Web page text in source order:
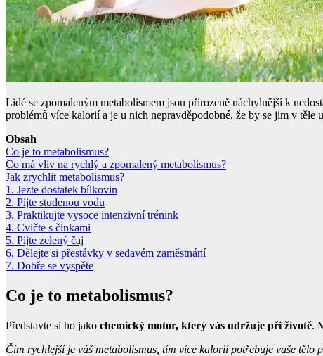
Lidé se zpomaleným metabolismem jsou přirozeně náchylnější k
problémů více kalorií a je u nich nepravděpodobné, že by se jim v
Obsah
Co je to metabolismus?
Co má vliv na rychlý a zpomalený metabolismus?
Jak zrychlit metabolismus?
1. Jezte dostatek bílkovin
2. Pijte studenou vodu
3. Praktikujte vysoce intenzivní trénink
4. Cvičte s činkami
5. Pijte zelený čaj
6. Dělejte si přestávky v sedavém zaměstnání
7. Dobře se vyspěte
Co je to metabolismus?
Představte si ho jako chemický motor, který vás udržuje při životě.
Čím rychlejší je váš metabolismus, tím více kalorií potřebuje vaše tělo